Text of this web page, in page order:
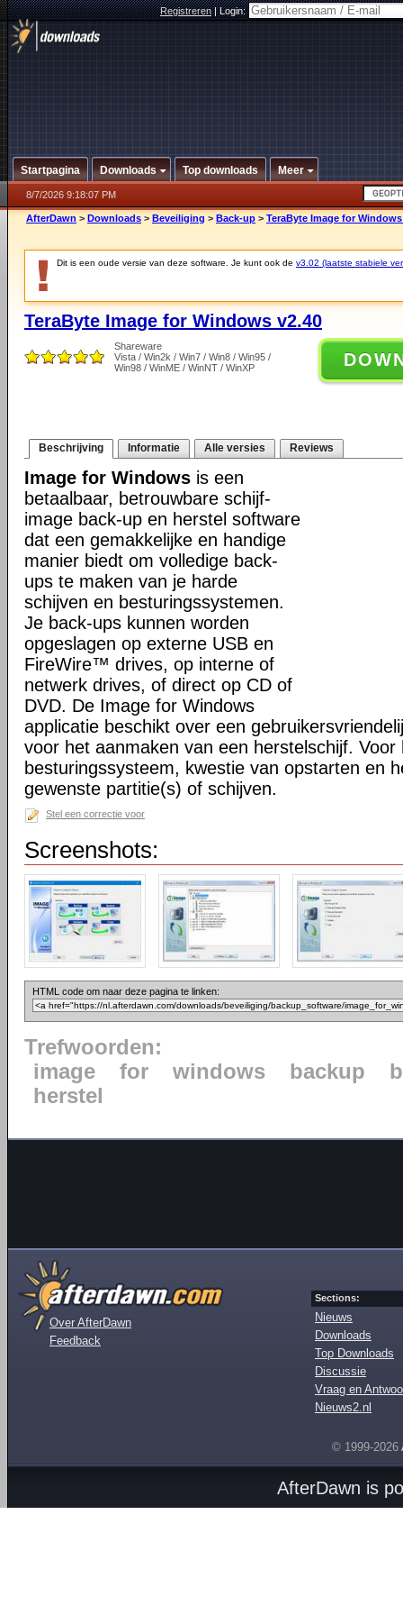
Registreren|Login:
Startpagina Downloads Top downloads Meer
8/7/2026 9:18:07 PM
AfterDawn > Downloads > Beveiliging > Back-up > TeraByte Image for Windows
Dit is een oude versie van deze software. Je kunt ook de v3.02 (laatste stabiele
TeraByte Image for Windows v2.40
Shareware
Vista / Win2k / Win7 / Win8 / Win95 /
Win98 / WinME / WinNT / WinXP
Beschrijving Informatie Alle versies Reviews
Image for Windows is een
betaalbaar, betrouwbare schijf-
image back-up en herstel software
dat een gemakkelijke en handige
manier biedt om volledige back-
ups te maken van je harde
schijven en besturingssystemen.
Je back-ups kunnen worden
opgeslagen op externe USB en
FireWire™ drives, op interne of
netwerk drives, of direct op CD of
DVD. De Image for Windows
applicatie beschikt over een
voor het aanmaken van een herstelschijf.
besturingssysteem, kwestie van opstarten en
gewenste partitie(s) of schijven.
Stel een correctie voor
Screenshots:
HTML code om naar deze pagina te linken:
Trefwoorden:
image
for windows backup
herstel
Over AfterDawn
Feedback
Sections:
Nieuws
Downloads
Top Downloads
Discussie
Vraag en
Nieuws2.nl
© 1999-2026
AfterDawn is